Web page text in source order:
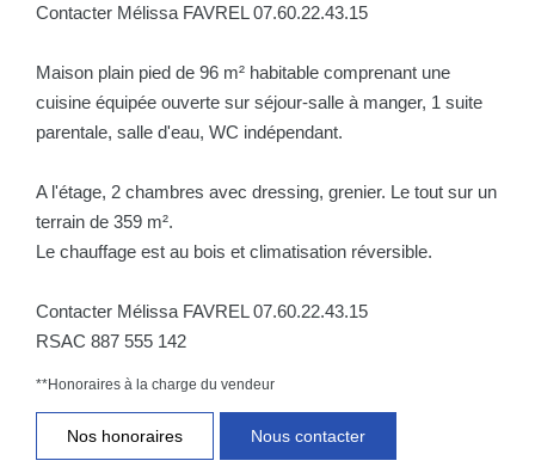
Contacter Mélissa FAVREL 07.60.22.43.15
Maison plain pied de 96 m² habitable comprenant une
cuisine équipée ouverte sur séjour-salle à manger, 1 suite
parentale, salle d'eau, WC indépendant.
A l'étage, 2 chambres avec dressing, grenier. Le tout sur un
terrain de 359 m².
Le chauffage est au bois et climatisation réversible.
Contacter Mélissa FAVREL 07.60.22.43.15
RSAC 887 555 142
**Honoraires à la charge du vendeur
Nos honoraires Nous contacter